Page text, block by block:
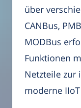
über
CANBus,
MODBus
Funktionen
Netzteile zur
moderne